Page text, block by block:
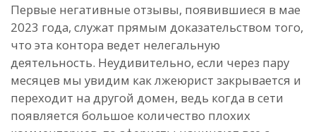
Первые негативные отзывы, появившиеся в мае
2023 года, служат прямым доказательством того,
что эта контора ведет нелегальную
деятельность. Неудивительно, если через пару
месяцев мы увидим как лжеюрист закрывается и
переходит на другой домен, ведь когда в сети
появляется большое количество плохих